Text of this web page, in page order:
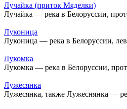
Лучайка (приток Мяделки)
Лучайка — река в Белоруссии,
Луконица
Луконица — река в Белоруссии,
Лукомка
Лукомка — река в Белоруссии,
Лужесянка
Лужесянка, также Лужеснянка —